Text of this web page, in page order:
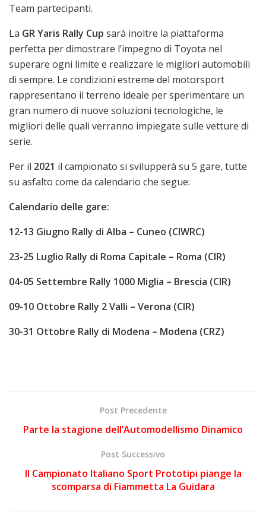
Team partecipanti.
La GR Yaris Rally Cup sarà inoltre la piattaforma
perfetta per dimostrare l’impegno di Toyota nel
superare ogni limite e realizzare le migliori automobili
di sempre. Le condizioni estreme del motorsport
rappresentano il terreno ideale per sperimentare un
gran numero di nuove soluzioni tecnologiche, le
migliori delle quali verranno impiegate sulle vetture di
serie.
Per il 2021 il campionato si svilupperà su 5 gare, tutte
su asfalto come da calendario che segue:
Calendario delle gare:
12-13 Giugno Rally di Alba – Cuneo (CIWRC)
23-25 Luglio Rally di Roma Capitale – Roma (CIR)
04-05 Settembre Rally 1000 Miglia – Brescia (CIR)
09-10 Ottobre Rally 2 Valli – Verona (CIR)
30-31 Ottobre Rally di Modena – Modena (CRZ)
Post Precedente
Parte la stagione dell’Automodellismo Dinamico
Post Successivo
Il Campionato Italiano Sport Prototipi piange la
scomparsa di Fiammetta La Guidara